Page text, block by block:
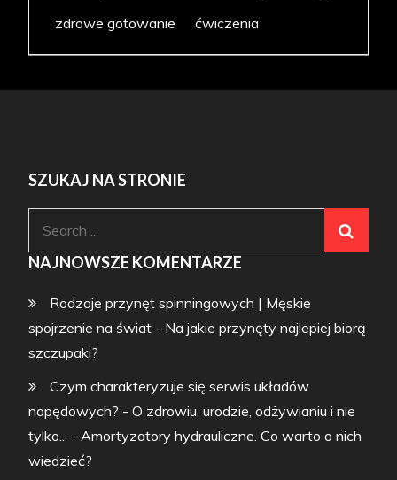
zdrowe gotowanie
ćwiczenia
SZUKAJ NA STRONIE
NAJNOWSZE KOMENTARZE
Rodzaje przynęt spinningowych | Męskie
spojrzenie na świat - Na jakie przynęty najlepiej biorą
szczupaki?
Czym charakteryzuje się serwis układów
napędowych? - O zdrowiu, urodzie, odżywianiu i nie
tylko... -Amortyzatory hydrauliczne. Co warto o nich
wiedzieć?